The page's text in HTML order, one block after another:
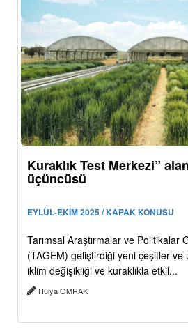
Kuraklık Test Merkezi”
üçüncüsü
EYLÜL-EKİM 2025 / KAPAK KONUSU
Tarımsal Araştırmalar ve Politikalar
(TAGEM) geliştirdiği yeni çeşitler ve
iklim değişikliği ve kuraklıkla etkil...
Hülya OMRAK